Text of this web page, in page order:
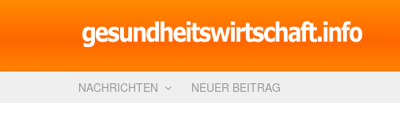
NACHRICHTEN NEUER BEITRAG